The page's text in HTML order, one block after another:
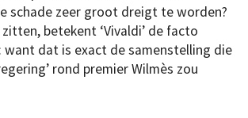
schade zeer groot dreigt te worden?
betekent ‘Vivaldi’ de facto
want dat is exact de samenstelling die
rond premier Wilmès zou